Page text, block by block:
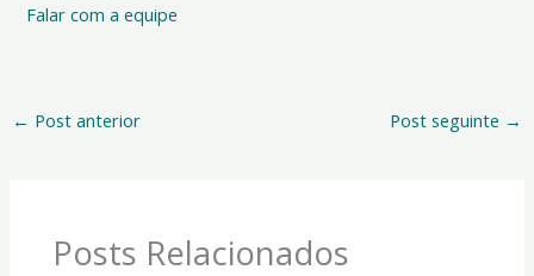
Falar com a equipe
← Post anterior Post seguinte →
Posts Relacionados